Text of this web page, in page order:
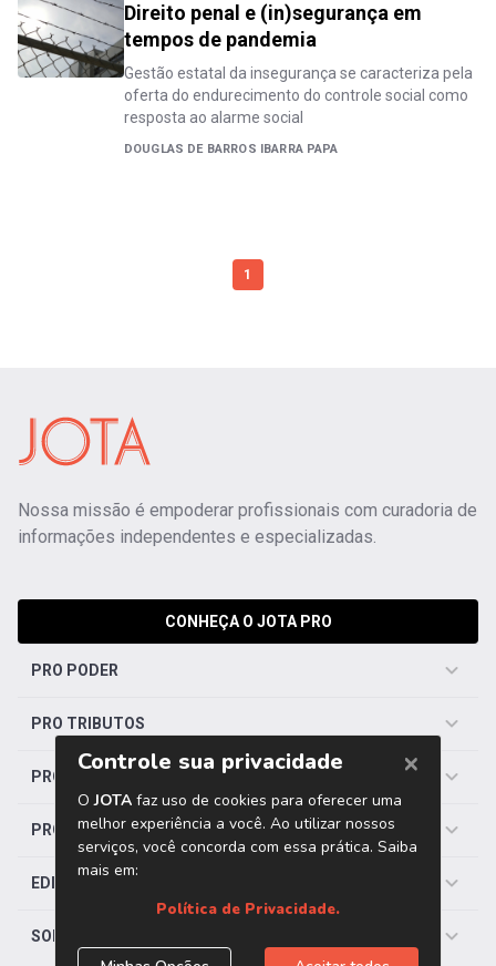
Direito penal e (in)segurança em
tempos de pandemia
Gestão estatal da insegurança se caracteriza pela
oferta do endurecimento do controle social como
resposta ao alarme social
DOUGLAS DE BARROS IBARRA PAPA
1
Nossa missão é empoderar profissionais com curadoria de
informações independentes e especializadas.
CONHEÇA O JOTA PRO
PRO PODER
PRO TRIBUTOS
PRO TRABALHISTA
PRO SAÚDE
EDITORIAS
SOBRE O JOTA